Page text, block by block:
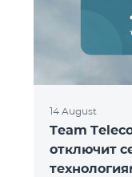
14 August
Team
отключит